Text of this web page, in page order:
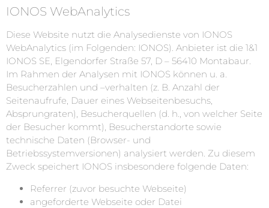
IONOS WebAnalytics
Diese Website nutzt die Analysedienste von IONOS
WebAnalytics (im Folgenden: IONOS). Anbieter ist die 1&1
IONOS SE, Elgendorfer Straße 57, D – 56410 Montabaur.
Im Rahmen der Analysen mit IONOS können u. a.
Besucherzahlen und –verhalten (z. B. Anzahl der
Seitenaufrufe, Dauer eines Webseitenbesuchs,
Absprungraten), Besucherquellen (d. h., von welcher Seite
der Besucher kommt), Besucherstandorte sowie
technische Daten (Browser- und
Betriebssystemversionen) analysiert werden. Zu diesem
Zweck speichert IONOS insbesondere folgende Daten:
Referrer (zuvor besuchte Webseite)
angeforderte Webseite oder Datei